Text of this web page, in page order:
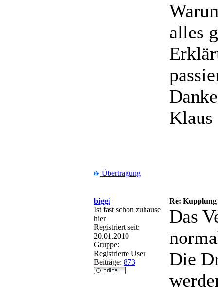
alles
Klaus
Übertragung
biggi
Re: Kupplung
Ist fast schon zuhause
hier
Registriert seit:
20.01.2010
Gruppe:
Registrierte User
Beiträge: 873
Das
Die